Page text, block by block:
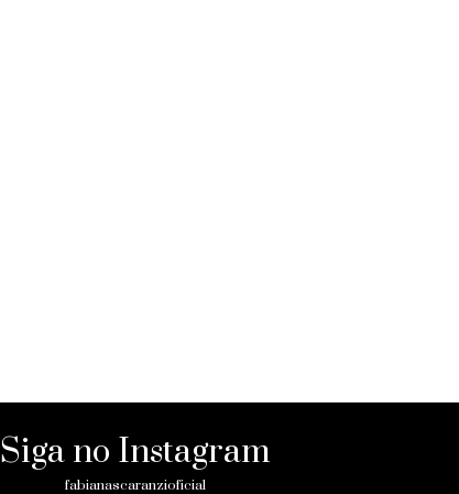
Siga no Instagram
fabianascaranzioficial